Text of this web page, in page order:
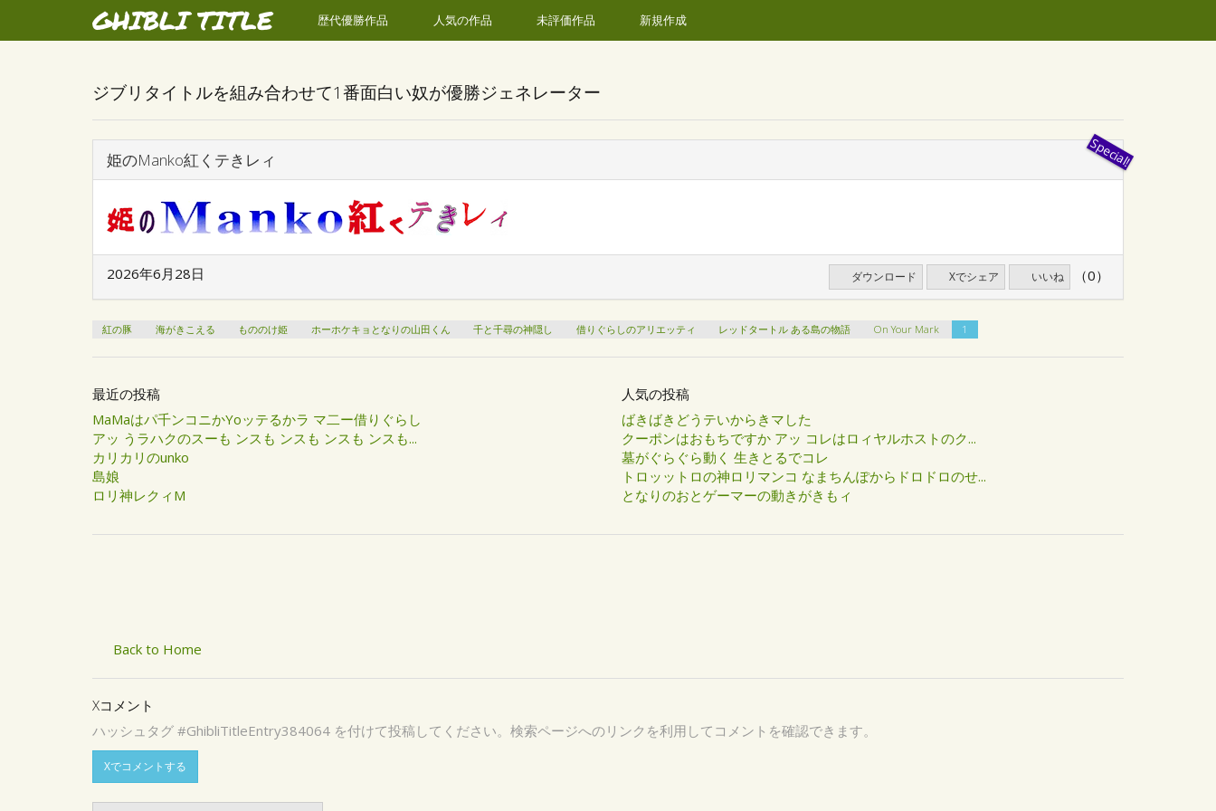
GHIBLI TITLE 歴代優勝作品 人気の作品 未評価作品 新規作成
ジブリタイトルを組み合わせて1番面白い奴が優勝ジェネレーター
姫のManko紅くテきレィ
2026年6月28日 ダウンロード Xでシェア いいね （0）
紅の豚 海がきこえる もののけ姫 ホーホケキョとなりの山田くん 千と千尋の神隠し 借りぐらしのアリエッティ レッドタートル ある島の物語 On Your Mark 1
最近の投稿
MaMaはパ千ンコニかYoッテるかラ マ二ー借りぐらし
アッ うラハクのスーも ンスも ンスも ンスも ンスも...
カリカリのunko
島娘
ロリ神レクィM
人気の投稿
ばきばきどうテいからきマした
クーポンはおもちですか アッ コレはロィヤルホストのク...
墓がぐらぐら動く 生きとるでコレ
トロッットロの神ロリマンコ なまちんぽからドロドロのせ...
となりのおとゲーマーの動きがきもィ
Back to Home
Xコメント
ハッシュタグ #GhibliTitleEntry384064 を付けて投稿してください。検索ページへのリンクを利用してコメントを確認できます。
Xでコメントする